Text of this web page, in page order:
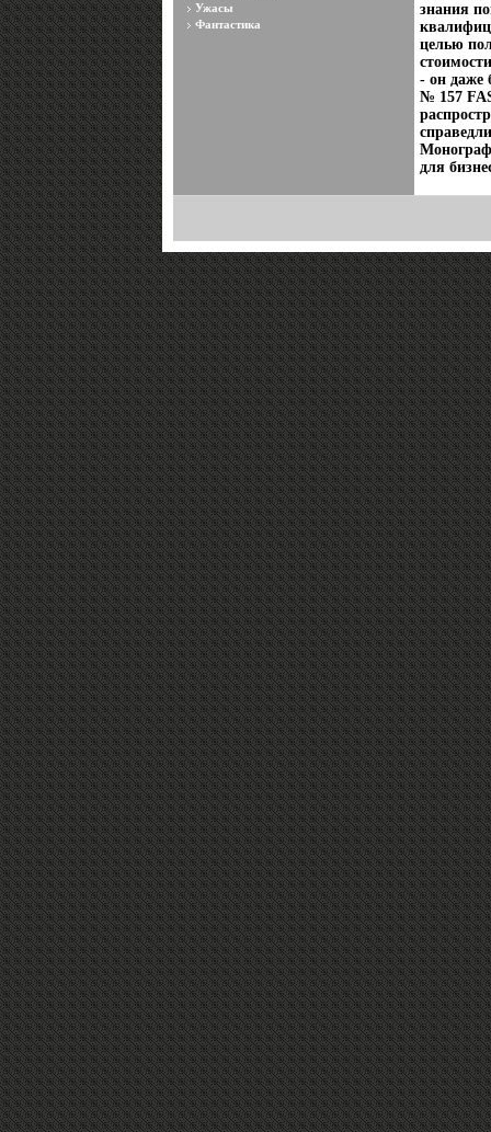
Ужасы
Фантастика
знания
целью
- он даже
№ 157
для